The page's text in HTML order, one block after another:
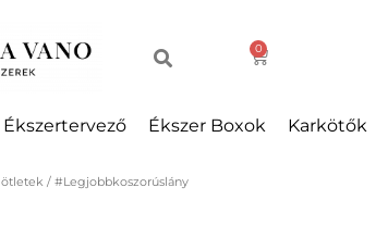
Ékszertervező Ékszer Boxok Karkötők
/ #Legjobbkoszorúslány